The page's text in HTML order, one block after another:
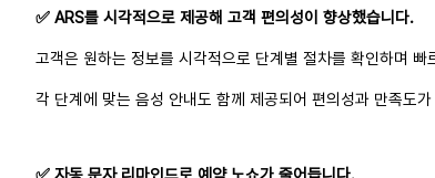
✅ ARS를 시각적으로 제공해 고객 편의성이 향상했습니다.
고객은 원하는 정보를 시각적으로 단계별 절차를 확인하며
각 단계에 맞는 음성 안내도 함께 제공되어 편의성과 만족도